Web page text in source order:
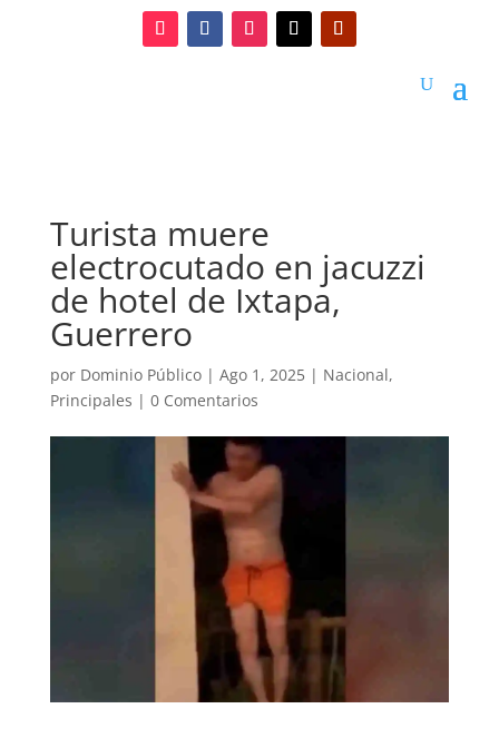
Turista muere
electrocutado en jacuzzi
de hotel de Ixtapa,
Guerrero
por Dominio Público| Ago 1, 2025| Nacional,
Principales | 0 Comentarios